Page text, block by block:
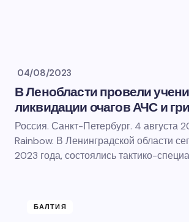
04/08/2023
В Ленобласти провели
ликвидации очагов АЧС и
Россия. Санкт-Петербург. 4 августа
Rainbow. В Ленинградской области
2023 года, состоялись тактико-
БАЛТИЯ